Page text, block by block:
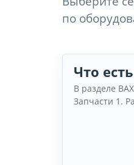
по
Что
В разделе
Запчасти 1.